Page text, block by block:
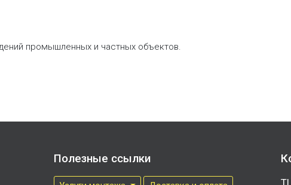
промышленных и частных объектов.
Полезные ссылки